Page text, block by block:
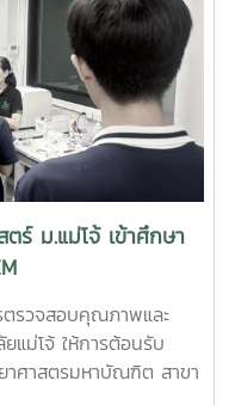
ร์ ม.แม่โจ้ เข้าศึกษา
รวจสอบคุณภาพและ
แม่โจ้ ให้การต้อนรับ
าศาสตรมหาบัณฑิต สาขา